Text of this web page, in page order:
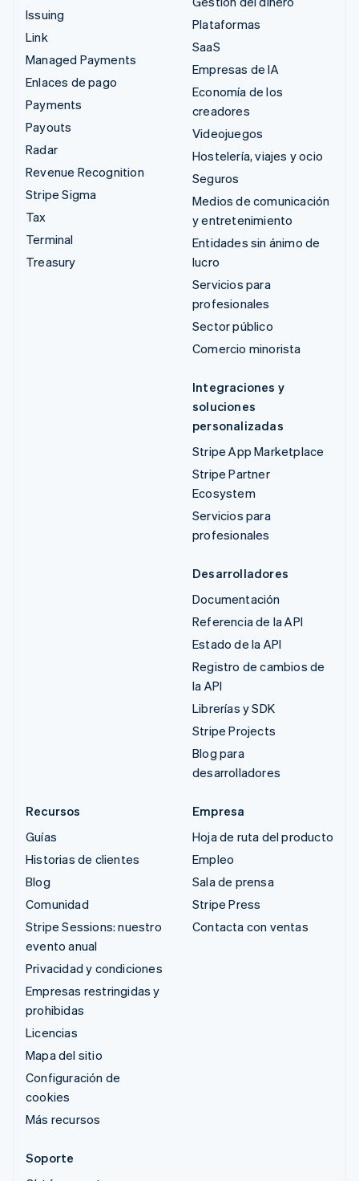
Issuing
Link
Managed Payments
Enlaces de pago
Payments
Payouts
Radar
Revenue Recognition
Stripe Sigma
Tax
Terminal
Treasury
Plataformas
SaaS
Empresas de IA
Economía de los
creadores
Videojuegos
Hostelería, viajes y ocio
Seguros
Medios de comunicación
y entretenimiento
Entidades sin ánimo de
lucro
Servicios para
profesionales
Sector público
Comercio minorista
Integraciones y
soluciones
personalizadas
Stripe App Marketplace
Stripe Partner
Ecosystem
Servicios para
profesionales
Desarrolladores
Documentación
Referencia de la API
Estado de la API
Registro de cambios de
la API
Librerías y SDK
Stripe Projects
Blog para
desarrolladores
Recursos
Guías
Historias de clientes
Blog
Comunidad
Stripe Sessions: nuestro
evento anual
Privacidad y condiciones
Empresas restringidas y
prohibidas
Licencias
Mapa del sitio
Configuración de
cookies
Más recursos
Empresa
Hoja de ruta del producto
Empleo
Sala de prensa
Stripe Press
Contacta con ventas
Soporte